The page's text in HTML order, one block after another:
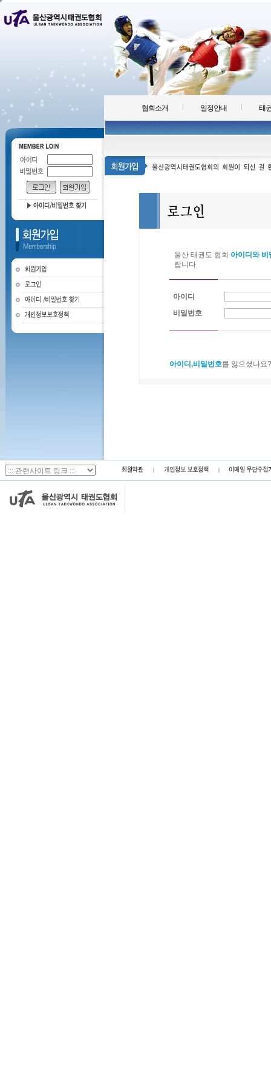
협회소개 일정안내 태
울산 태권도 협회 아이디와 비
랍니다
아이디
비밀번호
아이디,비밀번호를 잃으셨나요?